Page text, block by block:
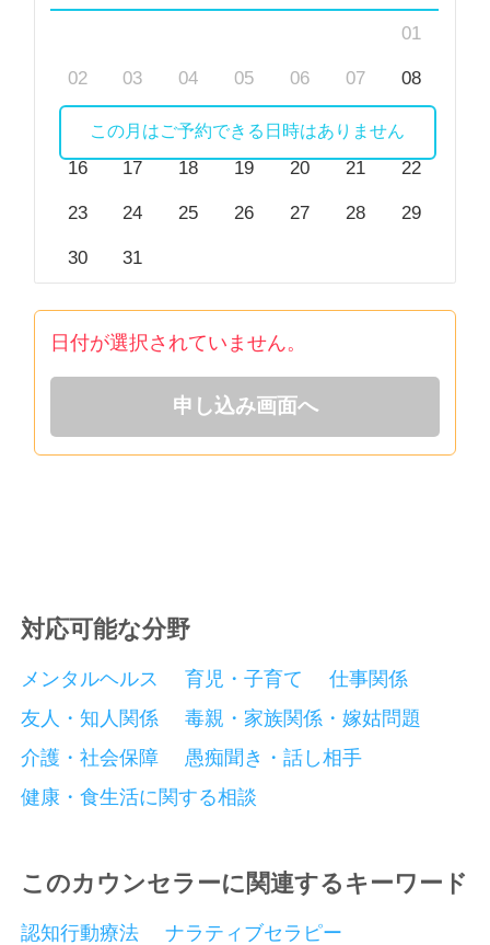
01
02 03 04 05 06 07 08
10 11 12 13 14
16 17 18 19 20 21 22
23 24 25 26 27 28 29
30 31
この月はご予約できる日時はありません
日付が選択されていません。
申し込み画面へ
対応可能な分野
メンタルヘルス 育児・子育て
仕事関係
友人・知人関係
毒親・家族関係・嫁姑問題
介護・社会保障
愚痴聞き・話し相手
健康・食生活に関する相談
このカウンセラーに関連するキーワード
認知行動療法
ナラティブセラピー